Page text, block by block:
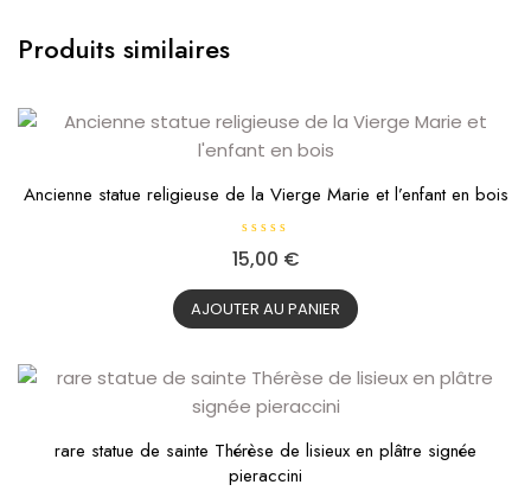
Produits similaires
Ancienne statue religieuse de la Vierge Marie et l’enfant en bois
N
o
e
0
s
u
15,00 €
AJOUTER AU PANIER
rare statue de sainte Thérèse de lisieux en plâtre signée
pieraccini